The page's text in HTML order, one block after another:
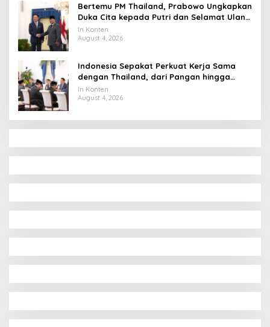
Bertemu PM Thailand, Prabowo Ungkapkan
Duka Cita kepada Putri dan Selamat Ulang
Tahun ke Raja Thailand
In Konten
August 4, 2026
Indonesia Sepakat Perkuat Kerja Sama
dengan Thailand, dari Pangan hingga
Ekonomi Digital
In Konten
August 4, 2026